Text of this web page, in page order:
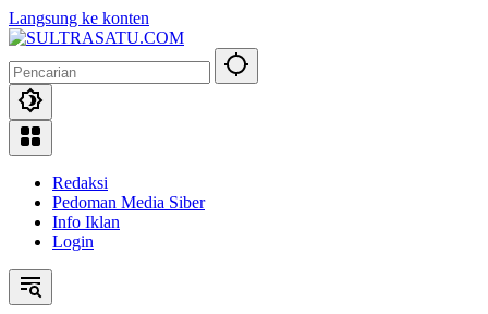
Langsung ke konten
Redaksi
Pedoman Media Siber
Info Iklan
Login